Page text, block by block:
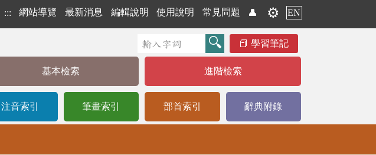
::: 網站導覽 最新消息 編輯說明 使用說明 常見問題 👤 ⚙️ EN
學習筆記
基本檢索 進階檢索
注音索引 筆畫索引 部首索引 辭典附錄